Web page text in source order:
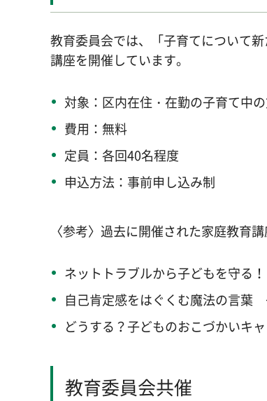
教育委員会では、「子育てについて
講座を開催しています。
対象：区内在住・在勤の子育て中
費用：無料
定員：各回40名程度
申込方法：事前申し込み制
〈参考〉過去に開催された家庭教育
ネットトラブルから子どもを守る
自己肯定感をはぐくむ魔法の言葉
どうする？子どものおこづかいキ
教育委員会共催